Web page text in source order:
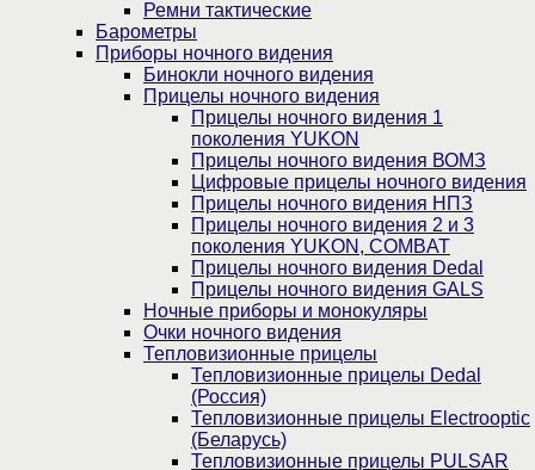
Ремни тактические
Барометры
Приборы ночного видения
Бинокли ночного видения
Прицелы ночного видения
Прицелы ночного видения 1
поколения YUKON
Прицелы ночного видения ВОМЗ
Цифровые прицелы ночного видения
Прицелы ночного видения НПЗ
Прицелы ночного видения 2 и 3
поколения YUKON, COMBAT
Прицелы ночного видения Dedal
Прицелы ночного видения GALS
Ночные приборы и монокуляры
Очки ночного видения
Тепловизионные прицелы
Тепловизионные прицелы Dedal
(Россия)
Тепловизионные прицелы Electrooptic
(Беларусь)
Тепловизионные прицелы PULSAR